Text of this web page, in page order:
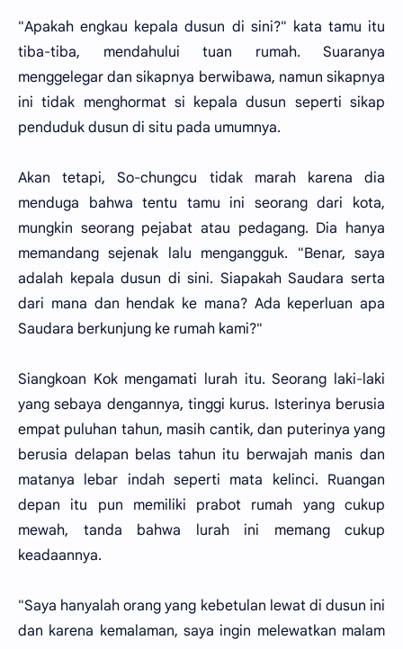
"Apakah engkau kepala dusun di sini?" kata tamu itu
tiba-tiba, mendahului tuan rumah. Suaranya
menggelegar dan sikapnya berwibawa, namun sikapnya
ini tidak menghormat si kepala dusun seperti sikap
penduduk dusun di situ pada umumnya.
Akan tetapi, So-chungcu tidak marah karena dia
menduga bahwa tentu tamu ini seorang dari kota,
mungkin seorang pejabat atau pedagang. Dia hanya
memandang sejenak lalu mengangguk. "Benar, saya
adalah kepala dusun di sini. Siapakah Saudara serta
dari mana dan hendak ke mana? Ada keperluan apa
Saudara berkunjung ke rumah kami?"
Siangkoan Kok mengamati lurah itu. Seorang laki-laki
yang sebaya dengannya, tinggi kurus. Isterinya berusia
empat puluhan tahun, masih cantik, dan puterinya yang
berusia delapan belas tahun itu berwajah manis dan
matanya lebar indah seperti mata kelinci. Ruangan
depan itu pun memiliki prabot rumah yang cukup
mewah, tanda bahwa lurah ini memang cukup
keadaannya.
"Saya hanyalah orang yang kebetulan lewat di dusun ini
dan karena kemalaman, saya ingin melewatkan malam